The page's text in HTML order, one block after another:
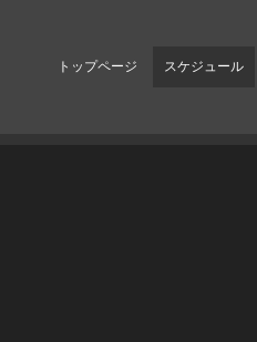
トップページ スケジュール